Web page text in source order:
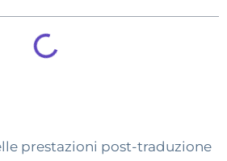
prestazioni post-traduzione